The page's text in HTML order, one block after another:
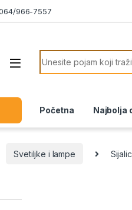
966-7557
Search for:
Početna Najbolja
Svetiljke i lampe